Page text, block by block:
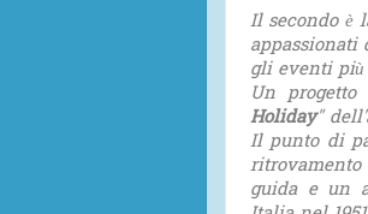
Il secondo è
appassionati
gli eventi
Un
Holiday"
Il punto di
guida e un